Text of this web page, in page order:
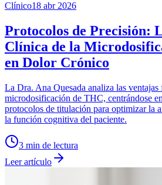
Clínico18 abr 2026
Protocolos de Precisión:
Clínica de la
en Dolor Crónico
La Dra. Ana Quesada analiza las ventajas
microdosificación de THC, centrándose
protocolos de titulación para optimizar la
la función cognitiva del paciente.
3 min de lectura
Leer artículo